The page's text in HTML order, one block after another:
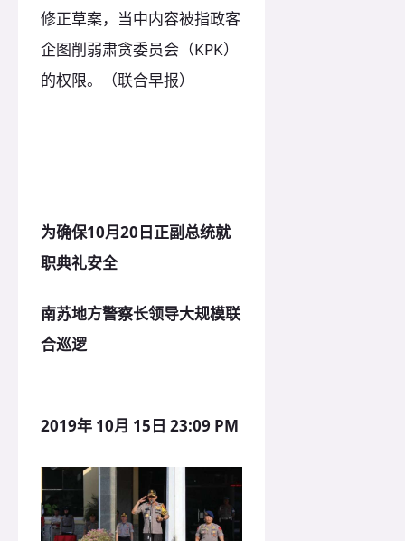
修正草案，当中内容被指政客
企图削弱肃贪委员会（KPK）
的权限。（联合早报）
为确保10月20日正副总统就
职典礼安全
南苏地方警察长领导大规模联
合巡逻
2019年 10月 15日 23:09 PM